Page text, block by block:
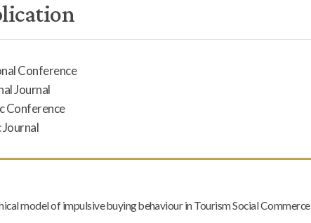
Conference
Journal
Conference
Journal
model of impulsive buying behaviour in Tourism Social Commerce